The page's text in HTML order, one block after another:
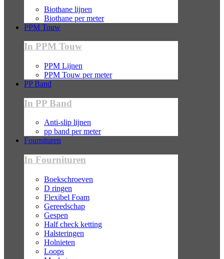
Biothane lijnen
Biothane per meter
PPM Touw
In PPM Touw
PPM Lijnen
PPM Touw per meter
PP Band
In PP Band
Anti-slip lijnen
pp band per meter
Fournituren
In Fournituren
Boekschroeven
D ringen
Flexibel Foam
Gereedschap
Gespen
Half check ketting
Halsteringen
Holnieten
Loops